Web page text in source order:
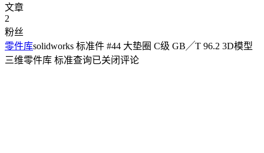
文章
2
粉丝
零件库solidworks 标准件 #44 大垫圈 C级 GB╱T 96.2 3D模型
三维零件库 标准查询已关闭评论